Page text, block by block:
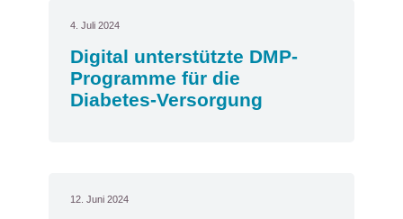
4. Juli 2024
Digital unterstützte DMP-
Programme für die
Diabetes-Versorgung
12. Juni 2024